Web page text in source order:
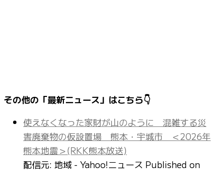
その他の「最新ニュース」はこちら👇
使えなくなった家財が山のように 混雑する災
害廃棄物の仮設置場 熊本・宇城市 ＜2026年
熊本地震＞(RKK熊本放送)
配信元: 地域 - Yahoo!ニュース Published on